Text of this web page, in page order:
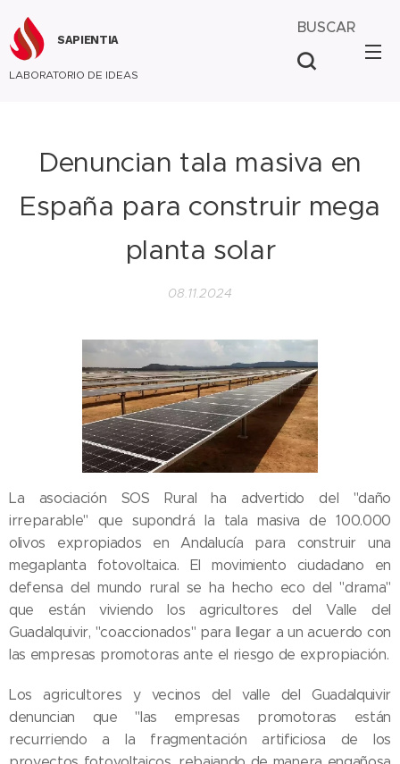
SAPIENTIA
LABORATORIO DE IDEAS
BUSCAR
Denuncian tala masiva en
España para construir mega
planta solar
08.11.2024
La asociación SOS Rural ha advertido del "daño
irreparable" que supondrá la tala masiva de 100.000
olivos expropiados en Andalucía para construir una
megaplanta fotovoltaica. El movimiento ciudadano en
defensa del mundo rural se ha hecho eco del "drama"
que están viviendo los agricultores del Valle del
Guadalquivir, "coaccionados" para llegar a un acuerdo con
las empresas promotoras ante el riesgo de expropiación.
Los agricultores y vecinos del valle del Guadalquivir
denuncian que "las empresas promotoras están
recurriendo a la fragmentación artificiosa de los